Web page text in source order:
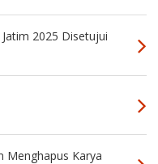
2025 Disetujui
Menghapus Karya